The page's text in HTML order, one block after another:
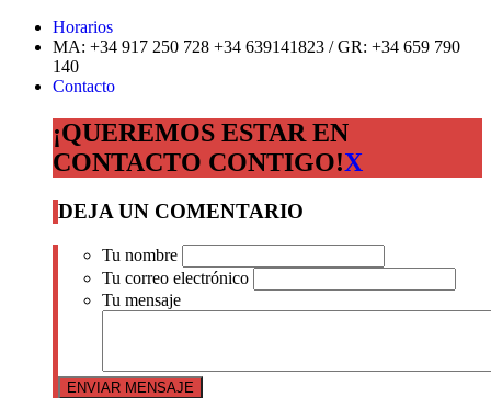
Horarios
MA: +34 917 250 728 +34 639141823 / GR: +34 659 790
140
Contacto
¡QUEREMOS ESTAR EN
CONTACTO CONTIGO!X
DEJA UN COMENTARIO
Tu nombre
Tu correo electrónico
Tu mensaje